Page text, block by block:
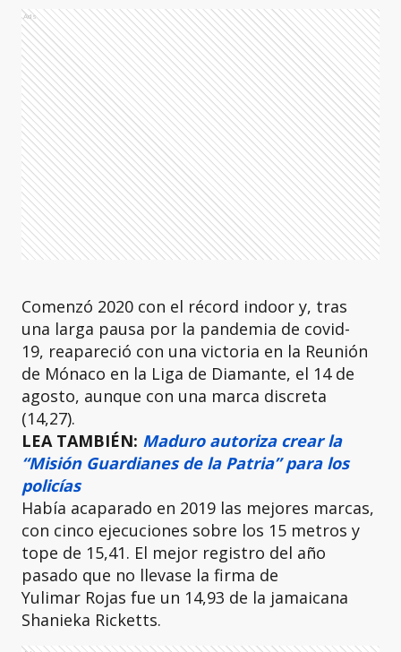
Ads
Comenzó 2020 con el récord indoor y, tras
una larga pausa por la pandemia de covid-
19, reapareció con una victoria en la Reunión
de Mónaco en la Liga de Diamante, el 14 de
agosto, aunque con una marca discreta
(14,27).
LEA TAMBIÉN: Maduro autoriza crear la
“Misión Guardianes de la Patria” para los
policías
Había acaparado en 2019 las mejores marcas,
con cinco ejecuciones sobre los 15 metros y
tope de 15,41. El mejor registro del año
pasado que no llevase la firma de
Yulimar Rojas fue un 14,93 de la jamaicana
Shanieka Ricketts.